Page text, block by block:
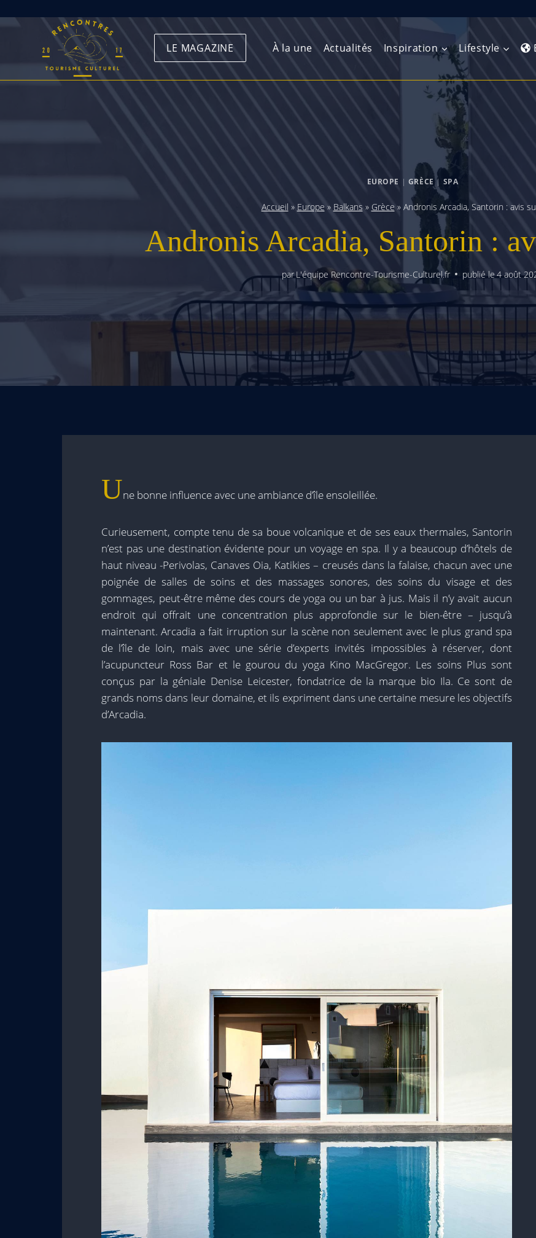
LE MAGAZINE À la une Actualités Inspiration Lifestyle
Europe de l’Est
Balkans
Amérique du Nord
Amérique centrale
Antilles et Caraïbes
Amérique du Sud
EUROPE | GRÈCE| SPA
Accueil » Europe » Balkans » Grèce » Andronis Arcadia, Santorin : avis
Andronis Arcadia, Santorin :
parL'équipe Rencontre-Tourisme-Culturel.fr publié le4 août
Une bonne influence avec une ambiance d’île ensoleillée.
Curieusement, compte tenu de sa boue volcanique et de ses eaux thermales, Santorin
n’est pas une destination évidente pour un voyage en spa. Il y a beaucoup d’hôtels de
haut niveau -Perivolas, Canaves Oia, Katikies – creusés dans la falaise, chacun avec une
poignée de salles de soins et des massages sonores, des soins du visage et des
gommages, peut-être même des cours de yoga ou un bar à jus. Mais il n’y avait aucun
endroit qui offrait une concentration plus approfondie sur le bien-être – jusqu’à
maintenant. Arcadia a fait irruption sur la scène non seulement avec le plus grand spa
de l’île de loin, mais avec une série d’experts invités impossibles à réserver, dont
l’acupuncteur Ross Bar et le gourou du yoga Kino MacGregor. Les soins Plus sont
conçus par la géniale Denise Leicester, fondatrice de la marque bio Ila. Ce sont de
grands noms dans leur domaine, et ils expriment dans une certaine mesure les objectifs
d’Arcadia.